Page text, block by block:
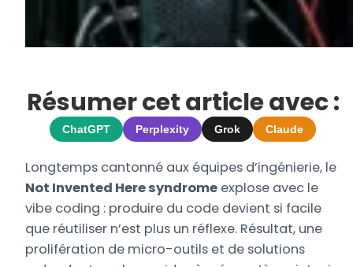
Résumer cet article avec :
ChatGPT Perplexity Grok Claude
Longtemps cantonné aux équipes d’ingénierie, le
Not Invented Here syndrome explose avec le
vibe coding : produire du code devient si facile
que réutiliser n’est plus un réflexe. Résultat, une
prolifération de micro-outils et de solutions